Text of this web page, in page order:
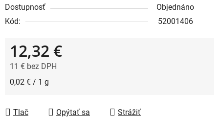
Dostupnosť
Objednáno
Kód:
52001406
12,32 €
11 € bez DPH
Jednotková cena:
0,02 € / 1 g
Tlač Opýtať sa Strážiť